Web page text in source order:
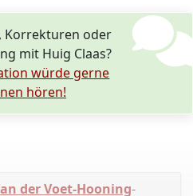
Korrekturen oder
mit Huig Claas?
würde gerne
hören!
der Voet-Hooning-